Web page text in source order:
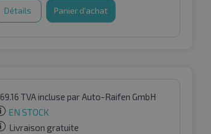
Détails Panier d'achat
69.16 TVA incluse par Auto-Raifen GmbH
EN STOCK
Livraison gratuite